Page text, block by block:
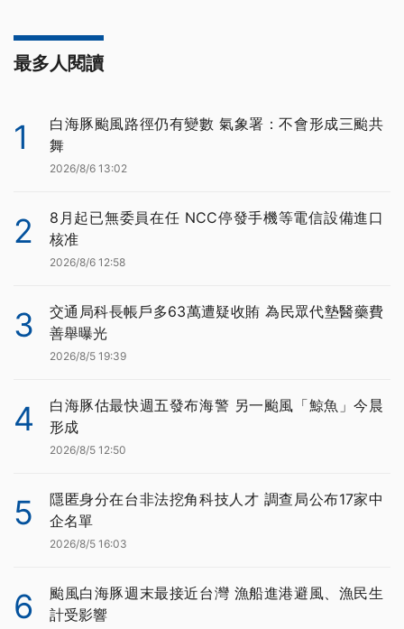
最多人閱讀
1
白海豚颱風路徑仍有變數 氣象署：不會形成三颱共
舞
2026/8/6 13:02
2
8月起已無委員在任 NCC停發手機等電信設備進口
核准
2026/8/6 12:58
3
交通局科長帳戶多63萬遭疑收賄 為民眾代墊醫藥費
善舉曝光
2026/8/5 19:39
4
白海豚估最快週五發布海警 另一颱風「鯨魚」今晨
形成
2026/8/5 12:50
5
隱匿身分在台非法挖角科技人才 調查局公布17家中
企名單
2026/8/5 16:03
6
颱風白海豚週末最接近台灣 漁船進港避風、漁民生
計受影響